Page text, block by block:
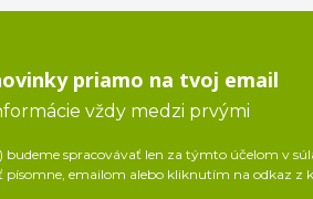
priamo na tvoj email
vždy medzi prvými
budeme spracovávať len za týmto účelom v
písomne, emailom alebo kliknutím na odkaz z